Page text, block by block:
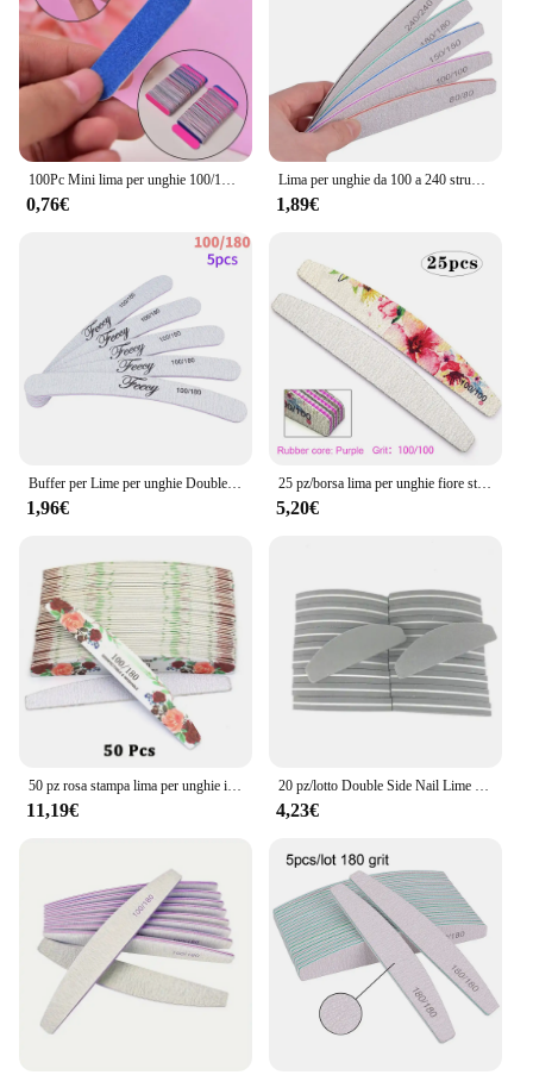
0,76€ 1,89€
1,96€
25 pz/borsa lima per unghie fiore stampato blocco tampone per unghie Lime a ongle 80/100/150/180/240/320 grana doppio lato carta vetrata Manicure a
5,20€
50 pz rosa stampa lima per unghie in legno 100/180 manicure in legno lucidatura lime dritto un ongle strumenti per unghie grigio barca gel lucidatura sabbia
11,19€
20 pz/lotto Double Side Nail Lime Buffer 100/180 Spugna Barca Lime un Ongle Lima per Unghie Strumenti di Arte Lavabile di Lucidatura di Smeriglitatura manicure
4,23€